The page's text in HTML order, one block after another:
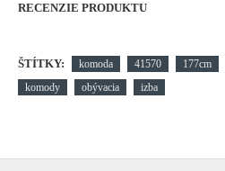
RECENZIE PRODUKTU
ŠTÍTKY: komoda 41570 177cm
komody
obývacia izba